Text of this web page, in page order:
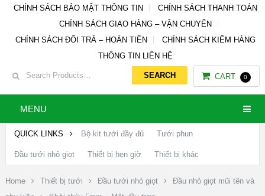
CHÍNH SÁCH BẢO MẬT THÔNG TIN
CHÍNH SÁCH THANH TOÁN
CHÍNH SÁCH GIAO HÀNG – VẬN CHUYỂN
CHÍNH SÁCH ĐỔI TRẢ – HOÀN TIỀN
CHÍNH SÁCH KIỂM HÀNG
THÔNG TIN LIÊN HỆ
CART 0
MENU
QUICK LINKS Bộ kit tưới đầy đủ Tưới phun
Đầu tưới nhỏ giọt Thiết bị hẹn giờ Thiết bị khác
Home Thiết bị tưới Đầu tưới nhỏ giọt
Đầu nhỏ giọt mũi tên và